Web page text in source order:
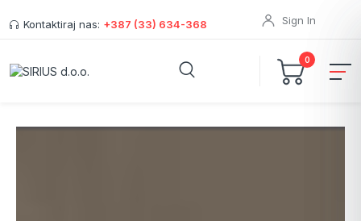
Kontaktiraj nas: +387 (33) 634-368 Sign In
0